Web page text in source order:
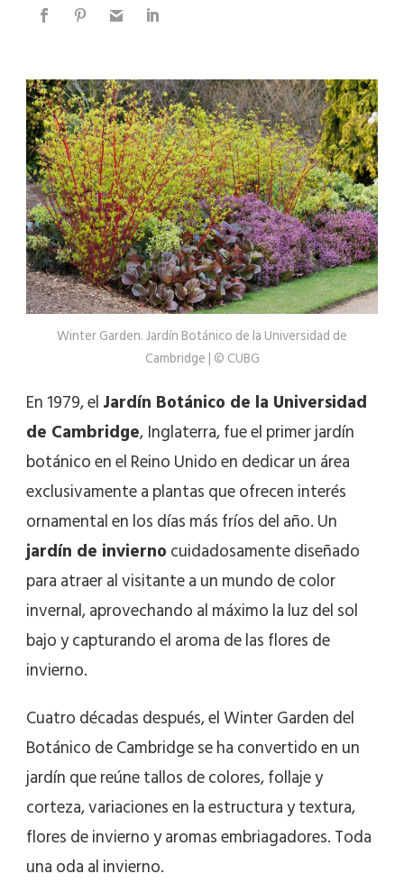
Winter Garden. Jardín Botánico de la Universidad de
Cambridge | © CUBG
En 1979, elJardín Botánico de la Universidad
de Cambridge, Inglaterra, fue el primer jardín
botánico en el Reino Unido en dedicar un área
exclusivamente a plantas que ofrecen interés
ornamental en los días más fríos del año. Un
jardín de inviernocuidadosamente diseñado
para atraer al visitante a un mundo de color
invernal, aprovechando al máximo la luz del sol
bajo y capturando el aroma de las flores de
invierno.
Cuatro décadas después, el Winter Garden del
Botánico de Cambridge se ha convertido en un
jardín que reúne tallos de colores, follaje y
corteza, variaciones en la estructura y textura,
flores de invierno y aromas embriagadores. Toda
una oda al invierno.